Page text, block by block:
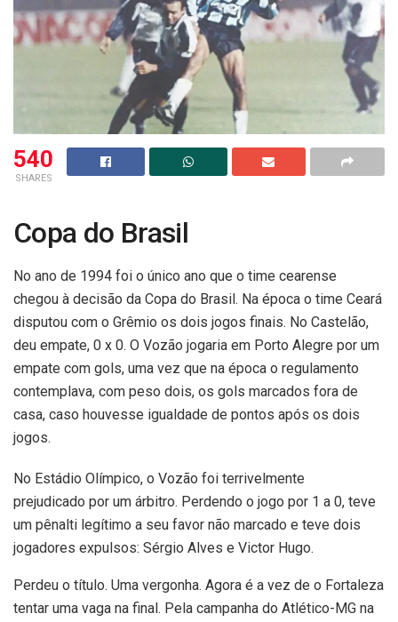
540
SHARES
Copa do Brasil
No ano de 1994 foi o único ano que o time cearense
chegou à decisão da Copa do Brasil. Na época o time Ceará
disputou com o Grêmio os dois jogos finais. No Castelão,
deu empate, 0 x 0. O Vozão jogaria em Porto Alegre por um
empate com gols, uma vez que na época o regulamento
contemplava, com peso dois, os gols marcados fora de
casa, caso houvesse igualdade de pontos após os dois
jogos.
No Estádio Olímpico, o Vozão foi terrivelmente
prejudicado por um árbitro. Perdendo o jogo por 1 a 0, teve
um pênalti legítimo a seu favor não marcado e teve dois
jogadores expulsos: Sérgio Alves e Victor Hugo.
Perdeu o título. Uma vergonha. Agora é a vez de o Fortaleza
tentar uma vaga na final. Pela campanha do Atlético-MG na